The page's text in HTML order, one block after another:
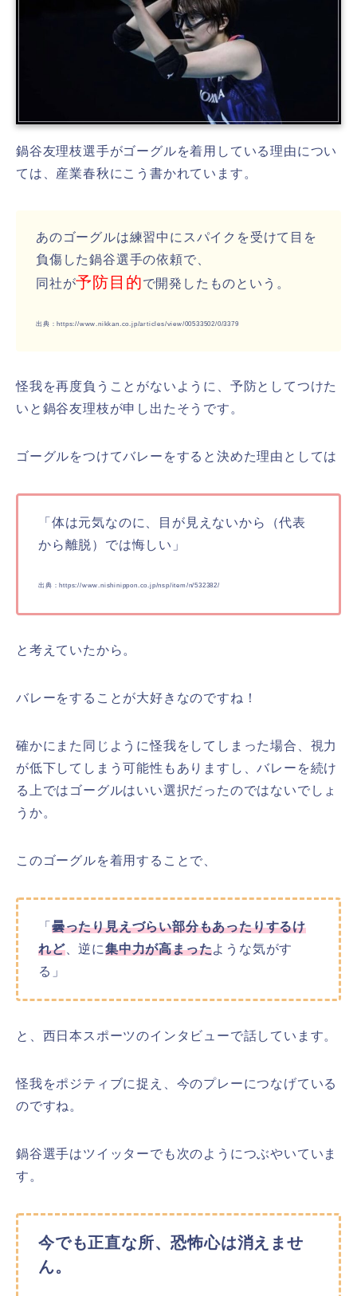
鍋谷友理枝選手がゴーグルを着用している理由につい
ては、産業春秋にこう書かれています。
あのゴーグルは練習中にスパイクを受けて目を
負傷した鍋谷選手の依頼で、
同社が予防目的で開発したものという。
出典：https://www.nikkan.co.jp/articles/view/00533502/0/3379
怪我を再度負うことがないように、予防としてつけた
いと鍋谷友理枝が申し出たそうです。
ゴーグルをつけてバレーをすると決めた理由としては
「体は元気なのに、目が見えないから（代表
から離脱）では悔しい」
出典：https://www.nishinippon.co.jp/nsp/item/n/532382/
と考えていたから。
バレーをすることが大好きなのですね！
確かにまた同じように怪我をしてしまった場合、視力
が低下してしまう可能性もありますし、バレーを続け
る上ではゴーグルはいい選択だったのではないでしょ
うか。
このゴーグルを着用することで、
「 曇ったり見えづらい部分もあったりするけ
れど、逆に集中力が高まったような気がす
る」
と、西日本スポーツのインタビューで話しています。
怪我をポジティブに捉え、今のプレーにつなげている
のですね。
鍋谷選手はツイッターでも次のようにつぶやいていま
す。
今でも正直な所、恐怖心は消えませ
ん。